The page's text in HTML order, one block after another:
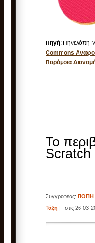
Πηγή: Πηνελόπη
Commons
Παρόμοια
Το
Scratch
Συγγραφέας:ΠΟΠΗ
Τάξη | , στις 26-03-